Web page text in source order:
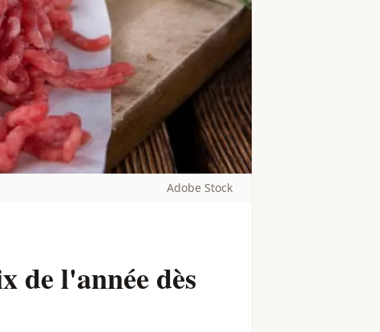
Adobe Stock
de l'année dès